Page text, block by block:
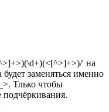
' на
заменяться именно
Тлько чтобы
подчёркивания.